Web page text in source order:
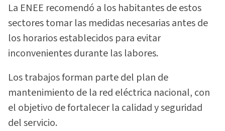
La ENEE recomendó a los habitantes de estos
sectores tomar las medidas necesarias antes de
los horarios establecidos para evitar
inconvenientes durante las labores.
Los trabajos forman parte del plan de
mantenimiento de la red eléctrica nacional, con
el objetivo de fortalecer la calidad y seguridad
del servicio.